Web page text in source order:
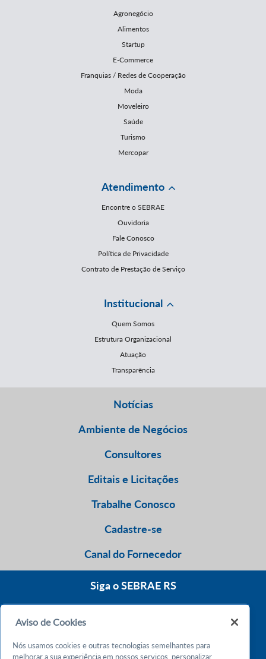
Agronegócio
Alimentos
Startup
E-Commerce
Franquias / Redes de Cooperação
Moda
Moveleiro
Saúde
Turismo
Mercopar
Atendimento
Encontre o SEBRAE
Ouvidoria
Fale Conosco
Política de Privacidade
Contrato de Prestação de Serviço
Institucional
Quem Somos
Estrutura Organizacional
Atuação
Transparência
Notícias
Ambiente de Negócios
Consultores
Editais e Licitações
Trabalhe Conosco
Cadastre-se
Canal do Fornecedor
Siga o SEBRAE RS
Atendimento 24h
Aviso de Cookies
Nós usamos cookies e outras tecnologias semelhantes para
melhorar a sua experiência em nossos serviços, personalizar